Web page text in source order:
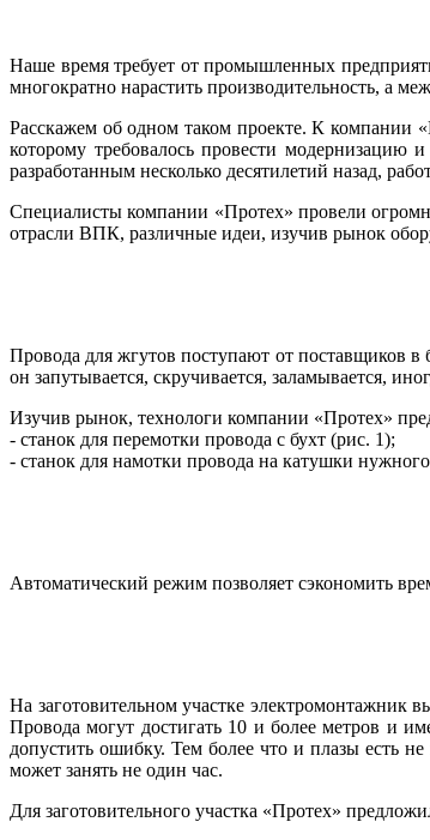
Наше время требует от промышленных
многократно нарастить производительность, а
Расскажем об одном таком проекте. К компании
которому требовалось провести модернизацию
разработанным несколько десятилетий назад,
Специалисты компании «Протех» провели
отрасли ВПК, различные идеи, изучив рынок
Провода для жгутов поступают от поставщиков
он запутывается, скручивается, заламывается,
Изучив рынок, технологи компании «Протех»
- станок для перемотки провода с бухт (рис. 1);
- станок для намотки провода на катушки
Автоматический режим позволяет сэкономить
На заготовительном участке электромонтажник
Провода могут достигать 10 и более метров и
допустить ошибку. Тем более что и плазы есть
может занять не один час.
Для заготовительного участка «Протех»